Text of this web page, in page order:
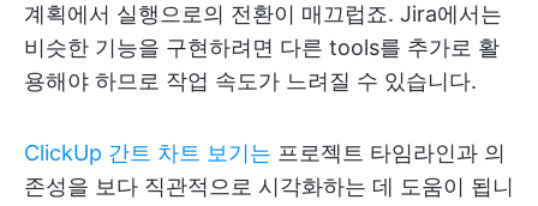
계획에서 실행으로의 전환이 매끄럽죠. Jira에서는
비슷한 기능을 구현하려면 다른 tools를 추가로 활
용해야 하므로 작업 속도가 느려질 수 있습니다.
ClickUp 간트 차트 보기는 프로젝트 타임라인과 의
존성을 보다 직관적으로 시각화하는 데 도움이 됩니